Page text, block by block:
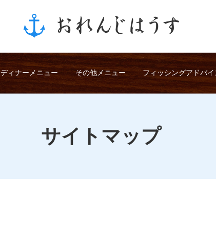
ディナーメニュー その他メニュー フィッシングアドバイ
サイトマップ